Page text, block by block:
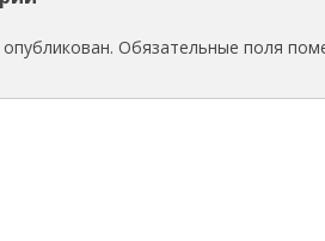
Обязательные поля